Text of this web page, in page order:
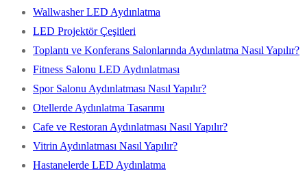
Wallwasher LED Aydınlatma
LED Projektör Çeşitleri
Toplantı ve Konferans Salonlarında Aydınlatma Nasıl Yapılır?
Fitness Salonu LED Aydınlatması
Spor Salonu Aydınlatması Nasıl Yapılır?
Otellerde Aydınlatma Tasarımı
Cafe ve Restoran Aydınlatması Nasıl Yapılır?
Vitrin Aydınlatması Nasıl Yapılır?
Hastanelerde LED Aydınlatma